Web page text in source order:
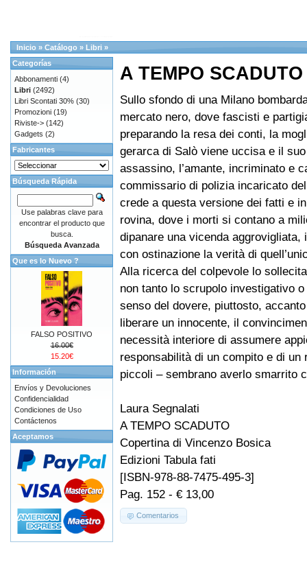
Inicio » Catálogo » Libri »
A TEMPO SCADUTO
Sullo sfondo di una Milano
mercato nero, dove fascisti e
preparando la resa dei conti, la
gerarca di Salò viene uccisa e il
assassino, l’amante, incriminato e
commissario di polizia incaricato
crede a questa versione dei fatti e
rovina, dove i morti si contano a
dipanare una vicenda aggrovigliata,
con ostinazione la verità di
Alla ricerca del colpevole lo
non tanto lo scrupolo investigativo
senso del dovere, piuttosto, accanto
liberare un innocente, il
necessità interiore di assumere
responsabilità di un compito e di
piccoli – sembrano averlo smarrito
Laura Segnalati
A TEMPO SCADUTO
Copertina di Vincenzo Bosica
Edizioni Tabula fati
[ISBN-978-88-7475-495-3]
Pag. 152 - € 13,00
Comentarios
Categorías
Abbonamenti (4)
Libri (2492)
Libri Scontati 30% (30)
Promozioni (19)
Riviste-> (142)
Gadgets (2)
Fabricantes
Búsqueda Rápida
Use palabras clave para
encontrar el producto que
busca.
Búsqueda Avanzada
Que es lo Nuevo ?
FALSO POSITIVO
16.00€
15.20€
Información
Envíos y Devoluciones
Confidencialidad
Condiciones de Uso
Contáctenos
Aceptamos